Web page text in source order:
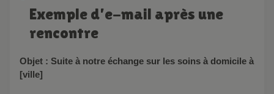
Exemple d’e-mail après une
rencontre
Objet : Suite à notre échange sur les soins à domicile à
[ville]